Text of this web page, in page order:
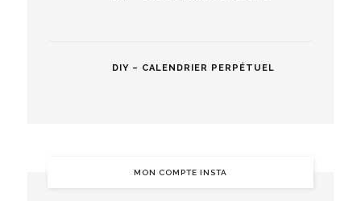
DIY – CALENDRIER PERPÉTUEL
MON COMPTE INSTA